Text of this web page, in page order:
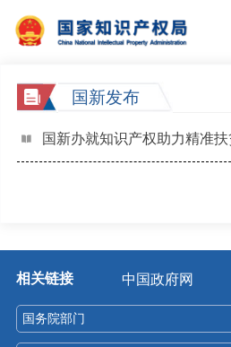
国新发布
相关链接 中国政府网
国务院部门